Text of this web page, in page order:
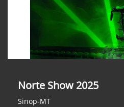
Norte Show 2025
Sinop-MT